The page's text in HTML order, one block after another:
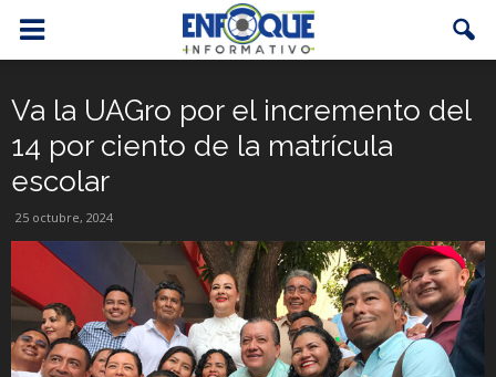
Va la UAGro por el incremento del
14 por ciento de la matrícula
escolar
25 octubre, 2024